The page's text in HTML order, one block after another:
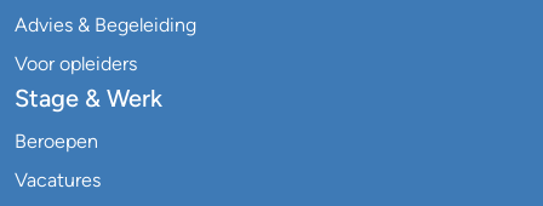
Advies & Begeleiding
Voor opleiders
Stage & Werk
Beroepen
Vacatures